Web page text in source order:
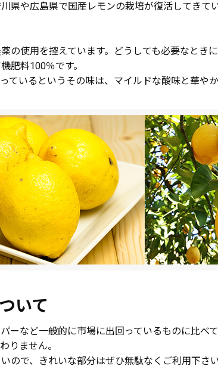
県や広島県で国産レモンの栽培が復活してきて
の使用を控えています。どうしても必要なとき
肥料100％です。
ているというその味は、マイルドな酸味と華や
いて
ーなど一般的に市場に出回っているものに比べ
りません。
ので、きれいな部分はぜひ無駄なくご利用下さい